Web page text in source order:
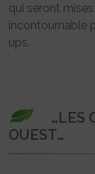
qui seront
incontournable
ups.
…LES
OUEST…